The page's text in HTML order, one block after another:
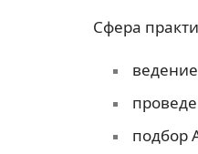
Сфера
подбор